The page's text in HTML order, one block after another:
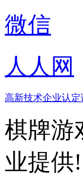
微信
人人网
高新技术企业认定
棋牌游
业提供!